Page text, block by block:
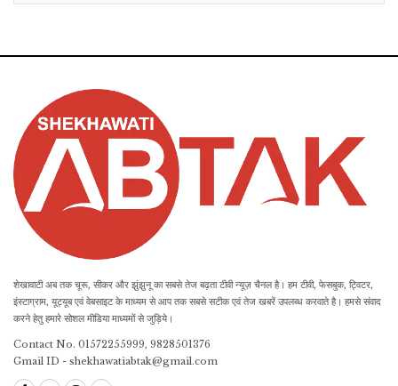
शेखावाटी अब तक चूरू, सीकर और झुंझुनू का सबसे तेज बढ़ता टीवी न्यूज़ चैनल है। हम टीवी, फेसबुक, ट्विटर,
इंस्टाग्राम, यूट्यूब एवं वेबसाइट के माध्यम से आप तक सबसे सटीक एवं तेज खबरें उपलब्ध करवाते है। हमसे संवाद
करने हेतु हमारे सोशल मीडिया माध्यमों से जुड़िये।
Contact No. 01572255999, 9828501376
Gmail ID - shekhawatiabtak@gmail.com